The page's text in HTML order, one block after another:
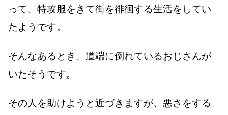
って、特攻服をきて街を徘徊する生活をしてい
たようです。
そんなあるとき、道端に倒れているおじさんが
いたそうです。
その人を助けようと近づきますが、悪さをする